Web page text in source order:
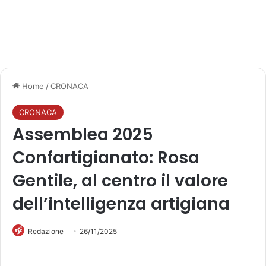
Home /CRONACA
CRONACA
Assemblea 2025
Confartigianato: Rosa
Gentile, al centro il valore
dell’intelligenza artigiana
Redazione 26/11/2025